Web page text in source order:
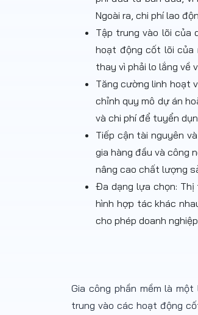
Ngoài ra, chi phí lao
Tập trung vào lõi của
hoạt động cốt lõi của
thay vì phải lo lắng về
Tăng cường linh hoạt
chỉnh quy mô dự án
và chi phí để tuyển
Tiếp cận tài nguyên
gia hàng đầu và công
nâng cao chất lượng
Đa dạng lựa chọn:
hình hợp tác khác
cho phép doanh
Gia công phần mềm là
trung vào các hoạt động